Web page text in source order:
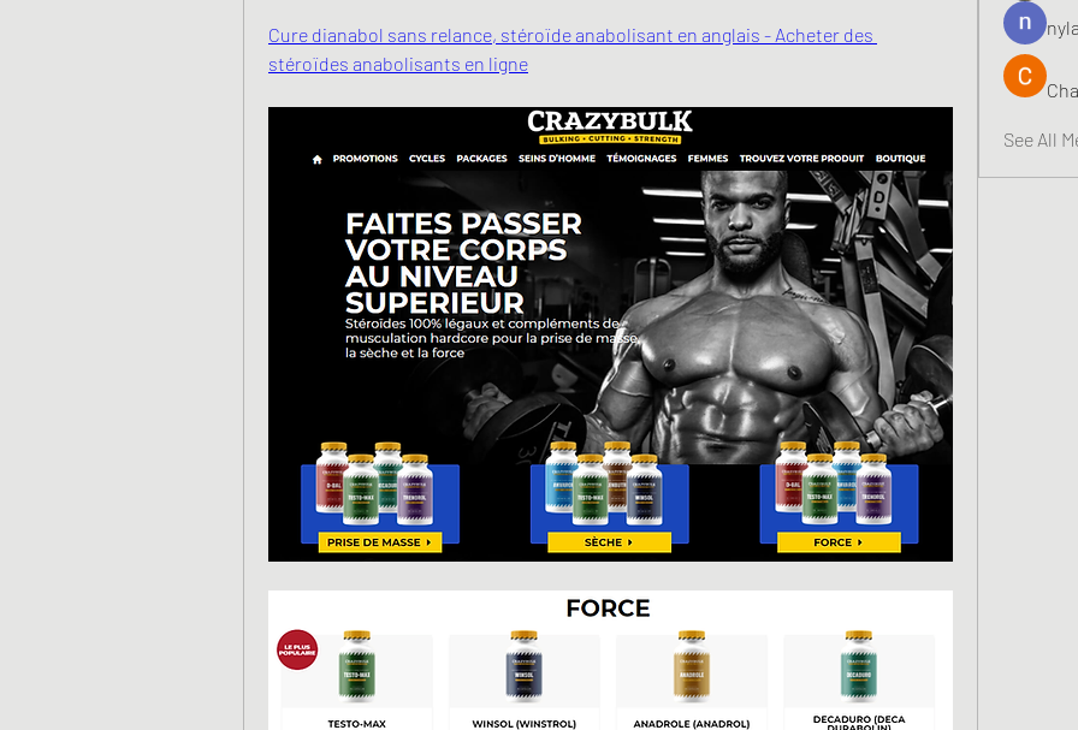
Cure dianabol sans relance, stéroïde anabolisant en anglais - Acheter des
stéroïdes anabolisants en ligne
See All